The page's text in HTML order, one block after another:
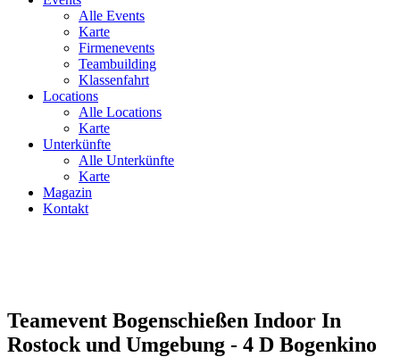
Alle Events
Karte
Firmenevents
Teambuilding
Klassenfahrt
Locations
Alle Locations
Karte
Unterkünfte
Alle Unterkünfte
Karte
Magazin
Kontakt
Teamevent Bogenschießen Indoor In
Rostock und Umgebung - 4 D Bogenkino